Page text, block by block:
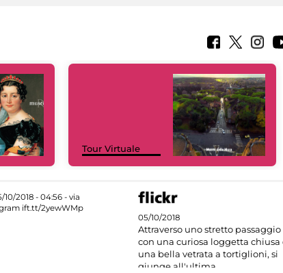
Tour Virtuale
05/10/2018
Attraverso uno stretto passaggio
con una curiosa loggetta chiusa
una bella vetrata a tortiglioni, si
giunge all'ultima